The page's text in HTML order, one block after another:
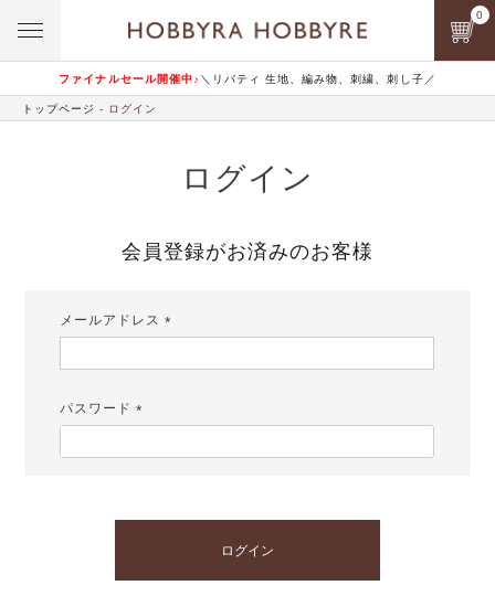
ファイナルセール開催中♪ ＼リバティ 生地、編み物、刺繍、刺し子／
0
トップページ ログイン
ログイン
会員登録がお済みのお客様
メールアドレス
パスワード
ログイン